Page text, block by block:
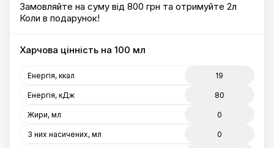
Замовляйте на суму від 800 грн та отримуйте 2л
Коли в подарунок!
Харчова цінність на 100 мл
Енергія, ккал 19
Енергія, кДж 80
Жири, мл 0
З них насичених, мл 0